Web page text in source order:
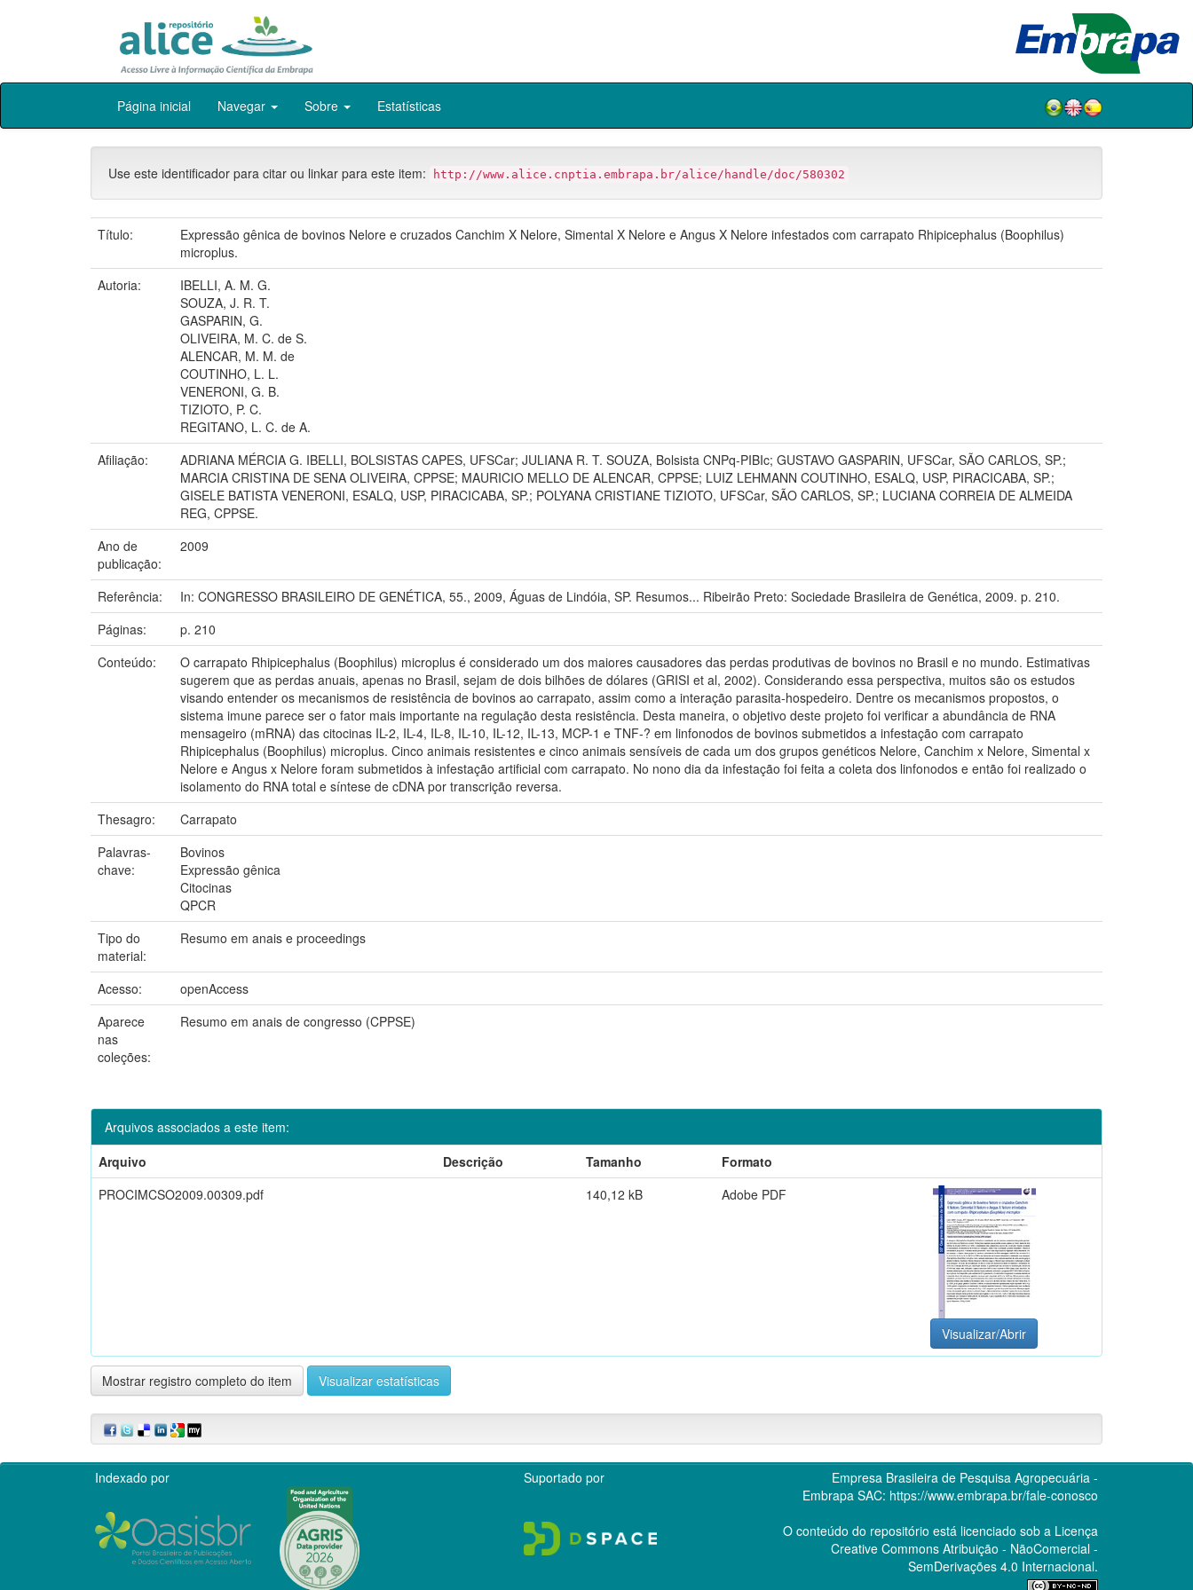
Skip
Página inicial Navegar Sobre Estatísticas
Use este identificador para citar ou linkar para este item: http://www.alice.cnptia.embrapa.br/alice/handle/doc/580302
Título:
Expressão gênica de bovinos Nelore e cruzados Canchim X Nelore, Simental X Nelore e Angus X Nelore infestados com carrapato Rhipicephalus (Boophilus)
microplus.
Autoria:
IBELLI, A. M. G.
SOUZA, J. R. T.
GASPARIN, G.
OLIVEIRA, M. C. de S.
ALENCAR, M. M. de
COUTINHO, L. L.
VENERONI, G. B.
TIZIOTO, P. C.
REGITANO, L. C. de A.
Afiliação:
ADRIANA MÉRCIA G. IBELLI, BOLSISTAS CAPES, UFSCar; JULIANA R. T. SOUZA, Bolsista CNPq-PIBIc; GUSTAVO GASPARIN, UFSCar, SÃO CARLOS, SP.;
MARCIA CRISTINA DE SENA OLIVEIRA, CPPSE; MAURICIO MELLO DE ALENCAR, CPPSE; LUIZ LEHMANN COUTINHO, ESALQ, USP, PIRACICABA, SP.;
GISELE BATISTA VENERONI, ESALQ, USP, PIRACICABA, SP.; POLYANA CRISTIANE TIZIOTO, UFSCar, SÃO CARLOS, SP.; LUCIANA CORREIA DE ALMEIDA
REG, CPPSE.
Ano de
publicação:
2009
Referência:
In: CONGRESSO BRASILEIRO DE GENÉTICA, 55., 2009, Águas de Lindóia, SP. Resumos... Ribeirão Preto: Sociedade Brasileira de Genética, 2009. p. 210.
Páginas:
p. 210
Conteúdo:
O carrapato Rhipicephalus (Boophilus) microplus é considerado um dos maiores causadores das perdas produtivas de bovinos no Brasil e no mundo. Estimativas
sugerem que as perdas anuais, apenas no Brasil, sejam de dois bilhões de dólares (GRISI et al, 2002). Considerando essa perspectiva, muitos são os estudos
visando entender os mecanismos de resistência de bovinos ao carrapato, assim como a interação parasita-hospedeiro. Dentre os mecanismos propostos, o
sistema imune parece ser o fator mais importante na regulação desta resistência. Desta maneira, o objetivo deste projeto foi verificar a abundância de RNA
mensageiro (mRNA) das citocinas IL-2, IL-4, IL-8, IL-10, IL-12, IL-13, MCP-1 e TNF-? em linfonodos de bovinos submetidos a infestação com carrapato
Rhipicephalus (Boophilus) microplus. Cinco animais resistentes e cinco animais sensíveis de cada um dos grupos genéticos Nelore, Canchim x Nelore, Simental x
Nelore e Angus x Nelore foram submetidos à infestação artificial com carrapato. No nono dia da infestação foi feita a coleta dos linfonodos e então foi realizado o
isolamento do RNA total e síntese de cDNA por transcrição reversa.
Thesagro:
Carrapato
Palavras-
chave:
Bovinos
Expressão gênica
Citocinas
QPCR
Tipo do
material:
Resumo em anais e proceedings
Acesso:
openAccess
Aparece
nas
coleções:
Resumo em anais de congresso (CPPSE)
Arquivos associados a este item:
Arquivo
Descrição Tamanho
Formato
PROCIMCSO2009.00309.pdf
140,12 kB Adobe PDF
Visualizar/Abrir
Mostrar registro completo do item Visualizar estatísticas
Indexado por Suportado por
Empresa Brasileira de Pesquisa Agropecuária -
Embrapa SAC: https://www.embrapa.br/fale-conosco
O conteúdo do repositório está licenciado sob a Licença
Creative CommonsAtribuição - NãoComercial -
SemDerivações 4.0 Internacional.